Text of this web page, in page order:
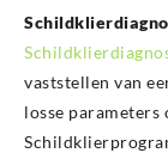
vaststellen van
losse